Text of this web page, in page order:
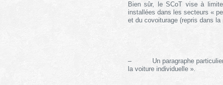
Bien sûr, le SCoT vise à
installées dans les secteurs «
et du covoiturage (repris dans
– Un paragraphe particulier
la voiture individuelle ».